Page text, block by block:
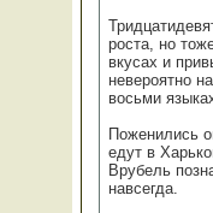
роста, но
вкусах и
невероятно
восьми
Поженились
едут в
Врубель
навсегда.